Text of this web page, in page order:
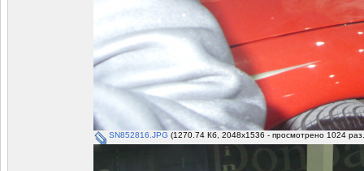
SN852816.JPG (1270.74 Кб, 2048x1536 - просмотрено 1024